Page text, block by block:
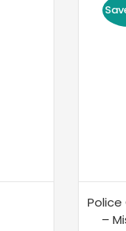
Police
–